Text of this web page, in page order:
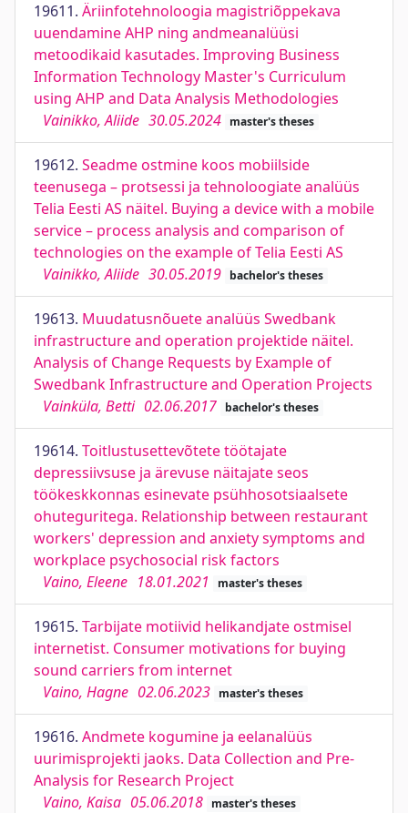
19611. Äriinfotehnoloogia magistriõppekava
uuendamine AHP ning andmeanalüüsi
metoodikaid kasutades. Improving Business
Information Technology Master's Curriculum
using AHP and Data Analysis Methodologies
Vainikko, Aliide 30.05.2024 master's theses
19612. Seadme ostmine koos mobiilside
teenusega – protsessi ja tehnoloogiate analüüs
Telia Eesti AS näitel. Buying a device with a mobile
service – process analysis and comparison of
technologies on the example of Telia Eesti AS
Vainikko, Aliide 30.05.2019 bachelor's theses
19613. Muudatusnõuete analüüs Swedbank
infrastructure and operation projektide näitel.
Analysis of Change Requests by Example of
Swedbank Infrastructure and Operation Projects
Vainküla, Betti 02.06.2017 bachelor's theses
19614. Toitlustusettevõtete töötajate
depressiivsuse ja ärevuse näitajate seos
töökeskkonnas esinevate psühhosotsiaalsete
ohuteguritega. Relationship between restaurant
workers' depression and anxiety symptoms and
workplace psychosocial risk factors
Vaino, Eleene 18.01.2021 master's theses
19615. Tarbijate motiivid helikandjate ostmisel
internetist. Consumer motivations for buying
sound carriers from internet
Vaino, Hagne 02.06.2023 master's theses
19616. Andmete kogumine ja eelanalüüs
uurimisprojekti jaoks. Data Collection and Pre-
Analysis for Research Project
Vaino, Kaisa 05.06.2018 master's theses